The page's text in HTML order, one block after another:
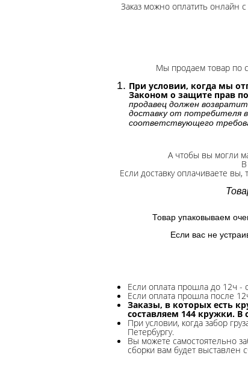
Заказ можно оплатить онлайн
Мы продаем товар по
При условии, когда мы
Законом о защите прав
продавец должен
доставку от потребителя
соответствующего
А чтобы вы могли
Если доставку оплачиваете
Товар упаковываем
Если вас не
Если оплата прошла до 12ч
Если оплата прошла после
Заказы, в которых есть
составляем 144 кружки. В
При условии, когда забор
Петербургу.
Вы можете самостоятельно
сборки вам будет выставлен